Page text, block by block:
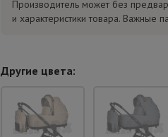
Производитель может без
и характеристики товара. Важные
Другие цвета: